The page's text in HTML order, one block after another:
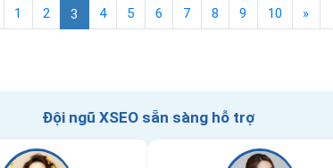
1 2 3 4 5 6 7 8 9 10 »
Đội ngũ XSEO sẵn sàng hỗ trợ